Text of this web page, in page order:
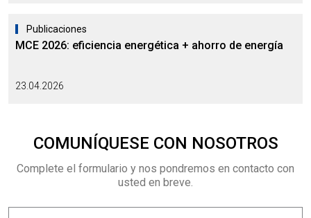
Publicaciones
MCE 2026: eficiencia energética + ahorro de energía
23.04.2026
COMUNÍQUESE CON NOSOTROS
Complete el formulario y nos pondremos en contacto con
usted en breve.